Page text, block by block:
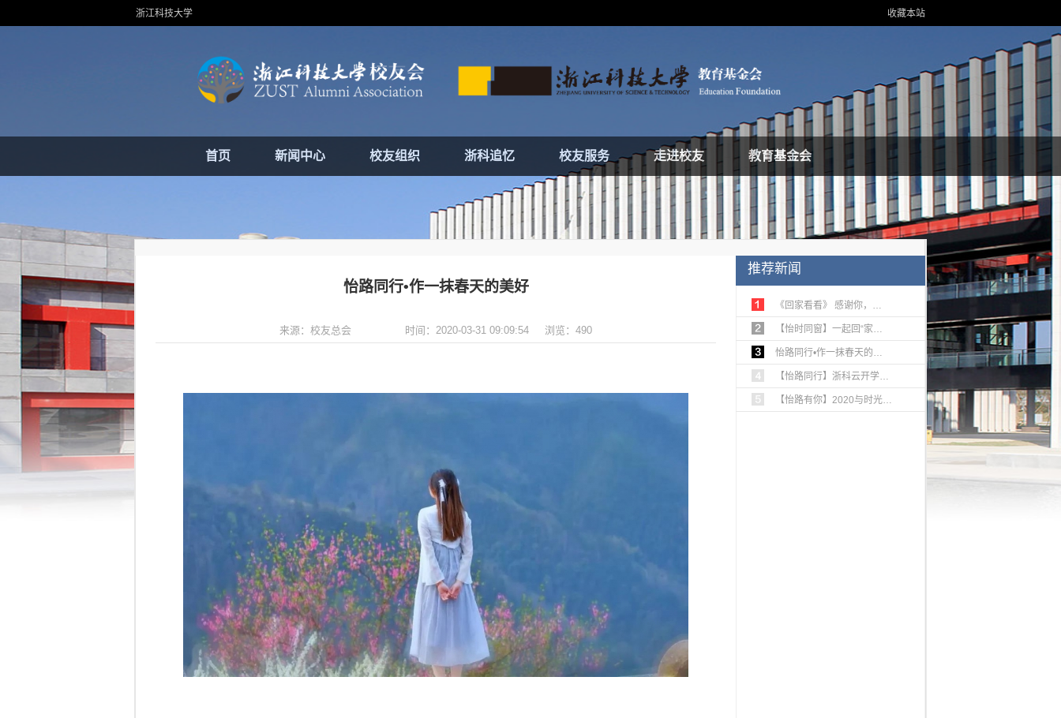
浙江科技大学 收藏本站
首页 新闻中心 校友组织 浙科追忆 校友服务 走进校友 教育基金会
怡路同行•作一抹春天的美好
来源：校友总会 时间：2020-03-31 09:09:54 浏览： 490
推荐新闻
《回家看看》 感谢你，…
【怡时同窗】一起回“家…
怡路同行•作一抹春天的…
【怡路同行】浙科云开学…
【怡路有你】2020与时光…